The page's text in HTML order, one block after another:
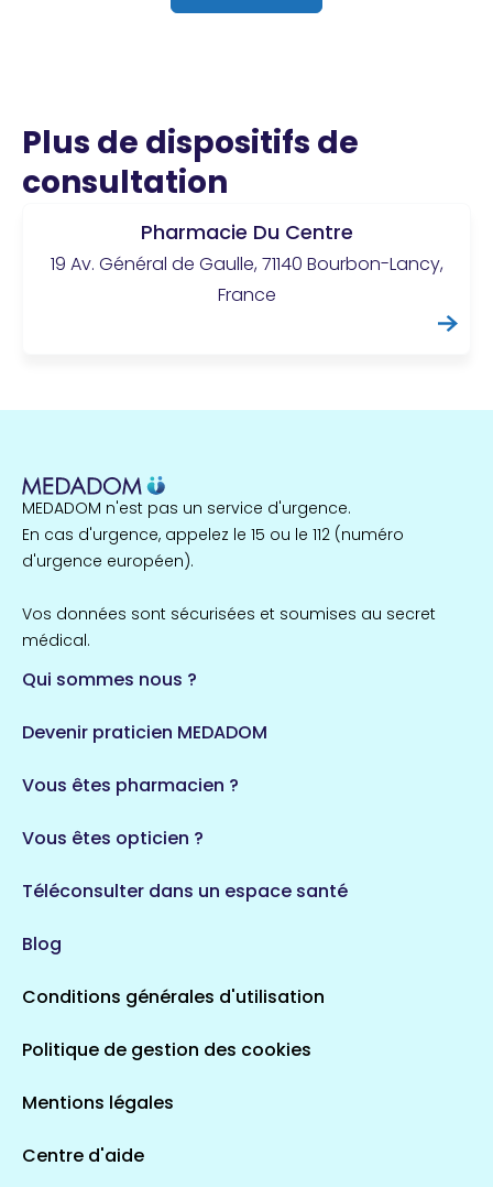
Plus de dispositifs de
consultation
Pharmacie Du Centre
19 Av. Général de Gaulle, 71140 Bourbon-Lancy,
France
MEDADOM n'est pas un service d'urgence.
En cas d'urgence, appelez le 15 ou le 112 (numéro
d'urgence européen).
Vos données sont sécurisées et soumises au secret
médical.
Qui sommes nous ?
Devenir praticien MEDADOM
Vous êtes pharmacien ?
Vous êtes opticien ?
Téléconsulter dans un espace santé
Blog
Conditions générales d'utilisation
Politique de gestion des cookies
Mentions légales
Centre d'aide